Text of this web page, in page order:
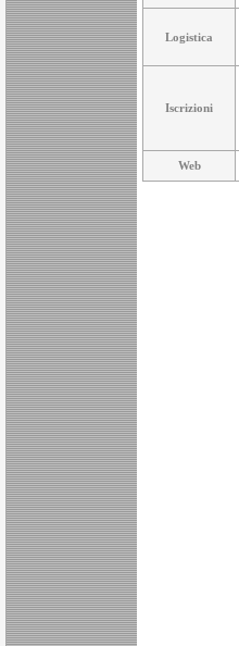
Logistica
Iscrizioni
Web